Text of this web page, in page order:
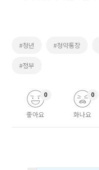
#청년 #청약통장
#정부
좋아요
0
화나요
0